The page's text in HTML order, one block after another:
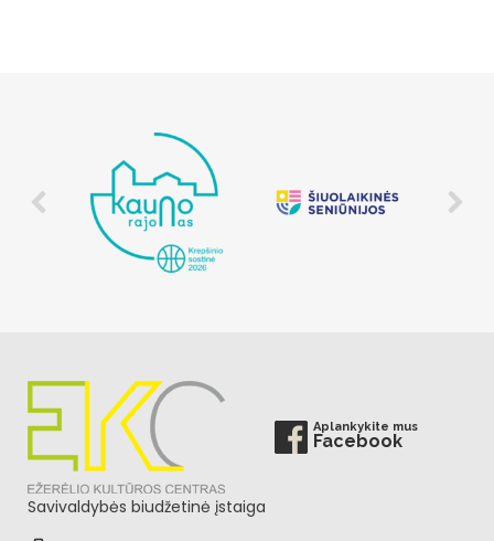
Aplankykite mus
Facebook
Savivaldybės biudžetinė įstaiga